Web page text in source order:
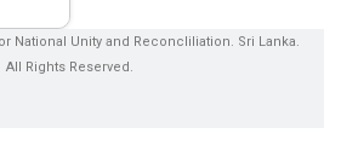
National Unity and Reconcliliation. Sri Lanka.
All Rights Reserved.